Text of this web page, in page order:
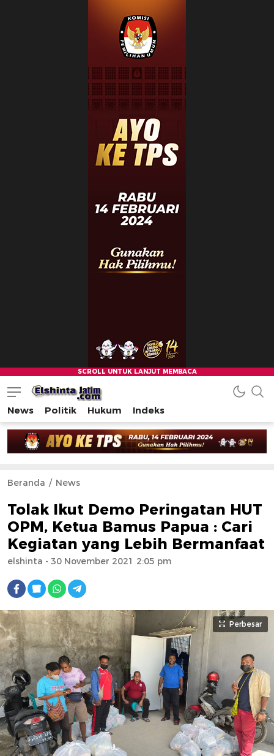
News Politik Hukum Indeks
Beranda News
Tolak Ikut Demo Peringatan HUT
OPM, Ketua Bamus Papua : Cari
Kegiatan yang Lebih Bermanfaat
elshinta - 30 November 2021 2:05 pm
Perbesar